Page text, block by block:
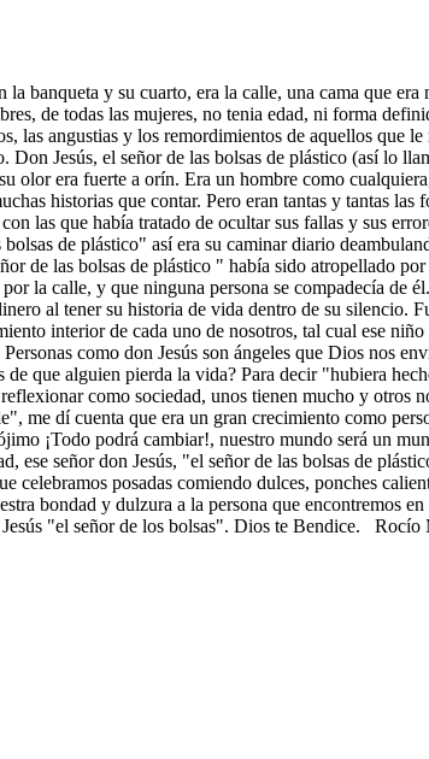
banqueta y su cuarto, era la calle, una cama que
de todas las mujeres, no tenia edad, ni forma
angustias y los remordimientos de aquellos que
Jesús, el señor de las bolsas de plástico (así lo
olor era fuerte a orín. Era un hombre como
historias que contar. Pero eran tantas y tantas las
las que había tratado de ocultar sus fallas y sus
de plástico" así era su caminar diario
de las bolsas de plástico " había sido atropellado
la calle, y que ninguna persona se compadecía de
al tener su historia de vida dentro de su silencio.
interior de cada uno de nosotros, tal cual ese
como don Jesús son ángeles que Dios nos
que alguien pierda la vida? Para decir "hubiera
como sociedad, unos tienen mucho y otros
me dí cuenta que era un gran crecimiento como
¡Todo podrá cambiar!, nuestro mundo será un
señor don Jesús, "el señor de las bolsas de
celebramos posadas comiendo dulces, ponches
bondad y dulzura a la persona que encontremos
"el señor de los bolsas". Dios te Bendice.